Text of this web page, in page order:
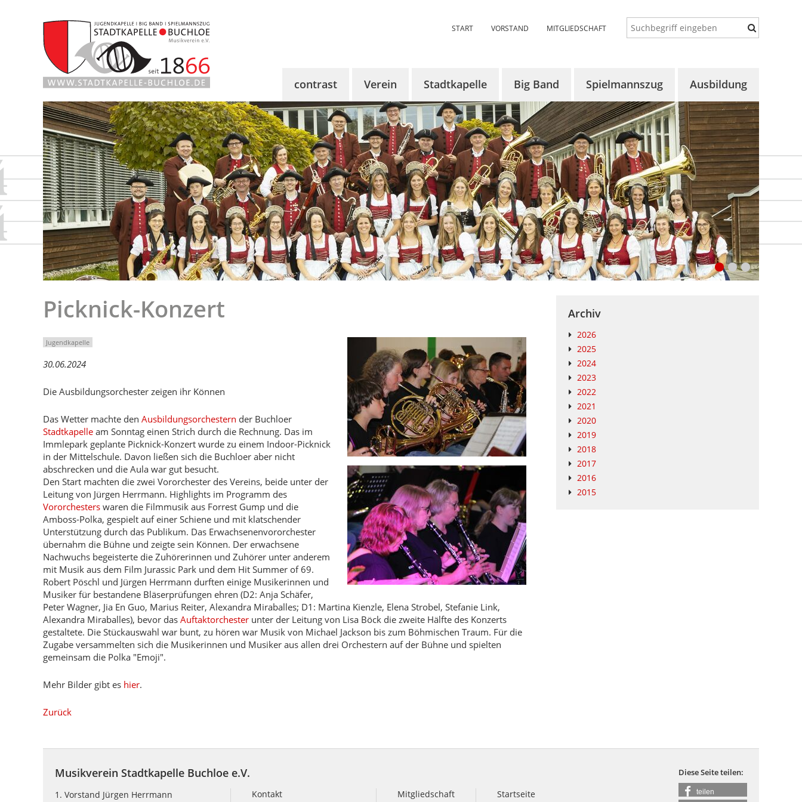
START VORSTAND MITGLIEDSCHAFT
contrast
Über contrast
KünstlerInnen
Tickets
Sponsoren
contrast 2024
Verein
Über uns
Aktuelles
Termine
Vorstandschaft
Probenraum
Mitglied werden
Chronik
Stadtkapelle
Über uns
Aktuelles
Termine
Dirigent
Register
Chronik
Bildergalerie
Big Band
Über uns
Aktuelles
Termine
Bildergalerie
Spielmannszug
Über uns
Aktuelles
Termine
Proben
Chronik
Bildergalerie
Ausbildung
Konzept
Auftaktorchester
Vororchester
Bläserklassen
Aktuelles
Termine
Bildergalerie
Picknick-Konzert
Jugendkapelle
30.06.2024
Die Ausbildungsorchester zeigen ihr Können
Das Wetter machte den Ausbildungsorchestern der Buchloer
Stadtkapelle am Sonntag einen Strich durch die Rechnung. Das im
Immlepark geplante Picknick-Konzert wurde zu einem Indoor-Picknick
in der Mittelschule. Davon ließen sich die Buchloer aber nicht
abschrecken und die Aula war gut besucht.
Den Start machten die zwei Vororchester des Vereins, beide unter der
Leitung von Jürgen Herrmann. Highlights im Programm des
Vororchesters waren die Filmmusik aus Forrest Gump und die
Amboss-Polka, gespielt auf einer Schiene und mit klatschender
Unterstützung durch das Publikum. Das Erwachsenenvororchester
übernahm die Bühne und zeigte sein Können. Der erwachsene
Nachwuchs begeisterte die Zuhörerinnen und Zuhörer unter anderem
mit Musik aus dem Film Jurassic Park und dem Hit Summer of 69.
Robert Pöschl und Jürgen Herrmann durften einige Musikerinnen und
Musiker für bestandene Bläserprüfungen ehren (D2: Anja Schäfer,
Peter Wagner, Jia En Guo, Marius Reiter, Alexandra Miraballes; D1: Martina Kienzle, Elena Strobel, Stefanie Link,
Alexandra Miraballes), bevor das Auftaktorchester unter der Leitung von Lisa Böck die zweite Hälfte des Konzerts
gestaltete. Die Stückauswahl war bunt, zu hören war Musik von Michael Jackson bis zum Böhmischen Traum. Für die
Zugabe versammelten sich die Musikerinnen und Musiker aus allen drei Orchestern auf der Bühne und spielten
gemeinsam die Polka "Emoji".
Mehr Bilder gibt es hier.
Zurück
Archiv
2026
2025
2024
2023
2022
2021
2020
2019
2018
2017
2016
2015
Musikverein Stadtkapelle Buchloe e.V.
1. Vorstand Jürgen Herrmann
Kontakt Mitgliedschaft Startseite
Diese Seite teilen:
teilen